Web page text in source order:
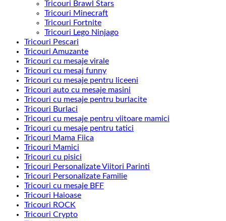
Tricouri Brawl Stars
Tricouri Minecraft
Tricouri Fortnite
Tricouri Lego Ninjago
Tricouri Pescari
Tricouri Amuzante
Tricouri cu mesaje virale
Tricouri cu mesaj funny
Tricouri cu mesaje pentru liceeni
Tricouri auto cu mesaje masini
Tricouri cu mesaje pentru burlacite
Tricouri Burlaci
Tricouri cu mesaje pentru viitoare mamici
Tricouri cu mesaje pentru tatici
Tricouri Mama Fiica
Tricouri Mamici
Tricouri cu pisici
Tricouri Personalizate Viitori Parinti
Tricouri Personalizate Familie
Tricouri cu mesaje BFF
Tricouri Haioase
Tricouri ROCK
Tricouri Crypto